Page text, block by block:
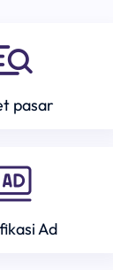
pasar
Ad